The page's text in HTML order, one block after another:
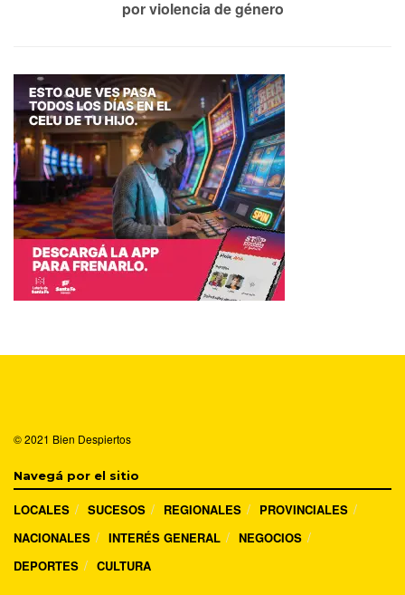
por violencia de género
© 2021 Bien Despiertos
Navegá por el sitio
LOCALES SUCESOS REGIONALES
PROVINCIALES
NACIONALES
INTERÉS GENERAL
NEGOCIOS
DEPORTES
CULTURA